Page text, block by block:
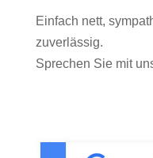
Einfach nett,
zuverlässig.
Sprechen Sie mit